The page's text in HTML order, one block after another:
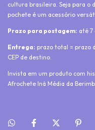
cultura brasileira. Seja para o
pochete é um acessório
Prazo para postagem: até 7
Entrega: prazo total = prazo
CEP de destino.
Invista em um produto com
Afrochete Iná Média da